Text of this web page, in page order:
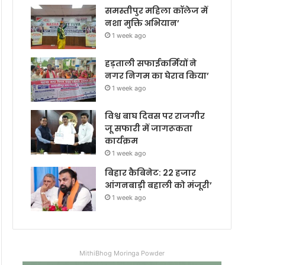
समस्तीपुर महिला कॉलेज में
नशा मुक्ति अभियान’
1 week ago
हड़ताली सफाईकर्मियों ने
नगर निगम का घेराव किया’
1 week ago
विश्व बाघ दिवस पर राजगीर
जू सफारी में जागरूकता
कार्यक्रम
1 week ago
बिहार कैबिनेट: 22 हजार
आंगनबाड़ी बहाली को मंजूरी’
1 week ago
MithiBhog Moringa Powder